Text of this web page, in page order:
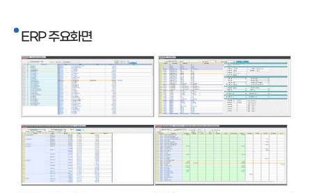
ERP 주요화면